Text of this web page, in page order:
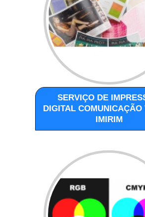
SERVIÇO DE
DIGITAL COMUNICAÇÃO
IMIRIM